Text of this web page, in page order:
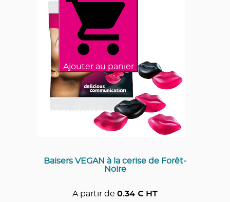
Ajouter au panier
Baisers VEGAN à la cerise de Forêt-
Noire
A partir de 0.34 € HT